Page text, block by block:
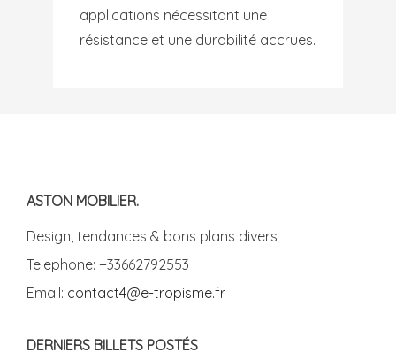
applications nécessitant une
résistance et une durabilité accrues.
ASTON MOBILIER.
Design, tendances & bons plans divers
Telephone: +33662792553
Email: contact4@e-tropisme.fr
DERNIERS BILLETS POSTÉS